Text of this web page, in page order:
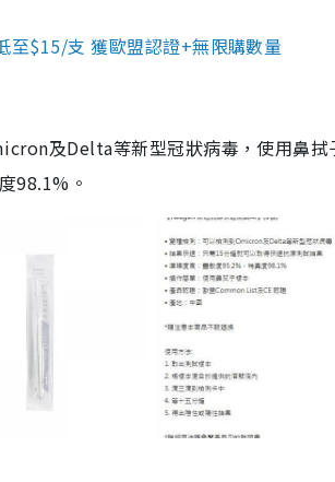
至$15/支 獲歐盟認證+無限購數量
及Delta等新型冠狀病毒，使用鼻拭
98.1%。